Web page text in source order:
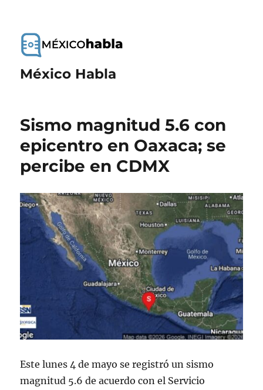
México Habla
Sismo magnitud 5.6 con
epicentro en Oaxaca; se
percibe en CDMX
Este lunes 4 de mayo se registró un sismo
magnitud 5.6 de acuerdo con el Servicio